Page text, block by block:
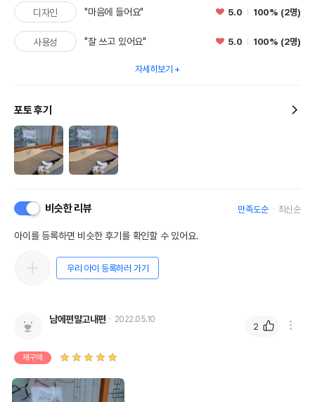
디자인 "마음에 들어요" 5.0 100% (2명)
사용성 "잘 쓰고 있어요" 5.0 100% (2명)
자세히보기
포토 후기
비슷한 리뷰 만족도순 최신순
아이를 등록하면 비슷한 후기를 확인할 수 있어요.
우리 아이 등록하러 가기
남에편말고내편 2022.05.10
재구매
2